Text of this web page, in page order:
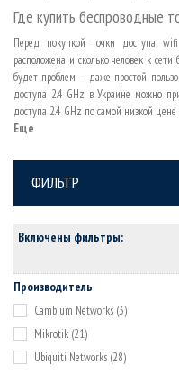
Где купить беспроводные
Перед покупкой точки доступа
расположена и сколько человек к
будет проблем – даже простой
доступа 2.4 GHz в Украине можно
доступа 2.4 GHz по самой низкой
Еще
ФИЛЬТР
Включены фильтры:
Производитель
Cambium Networks (3)
Mikrotik (21)
Ubiquiti Networks (28)